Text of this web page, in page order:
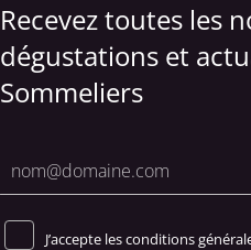
Recevez toutes les
dégustations et
Sommeliers
J’accepte les conditions